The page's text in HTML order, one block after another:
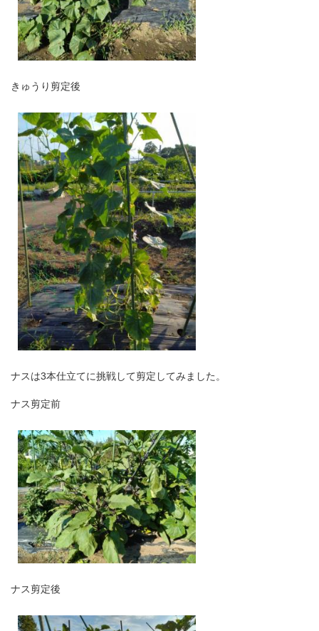
きゅうり剪定後
ナスは3本仕立てに挑戦して剪定してみました。
ナス剪定前
ナス剪定後